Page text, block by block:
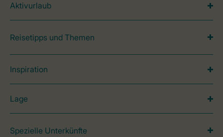
Aktivurlaub
Reisetipps und Themen
Inspiration
Lage
Spezielle Unterkünfte